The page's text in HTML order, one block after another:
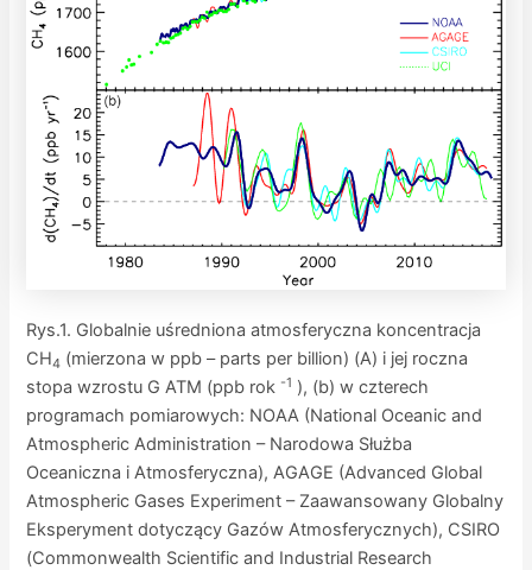
Rys.1. Globalnie uśredniona atmosferyczna koncentracja
CH4 (mierzona w ppb – parts per billion) (A) i jej roczna
stopa wzrostu G ATM (ppb rok -1 ), (b) w czterech
programach pomiarowych: NOAA (National Oceanic and
Atmospheric Administration – Narodowa Służba
Oceaniczna i Atmosferyczna), AGAGE (Advanced Global
Atmospheric Gases Experiment – Zaawansowany Globalny
Eksperyment dotyczący Gazów Atmosferycznych), CSIRO
(Commonwealth Scientific and Industrial Research